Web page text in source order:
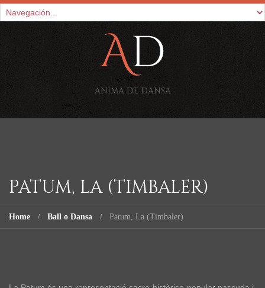
ANIMA DE DANSA
PATUM, LA (TIMBALER)
Home Ball o Dansa Patum, La (Timbaler)